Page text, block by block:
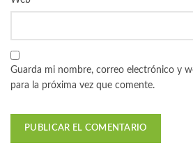
Guarda mi nombre, correo electrónico y
para la próxima vez que comente.